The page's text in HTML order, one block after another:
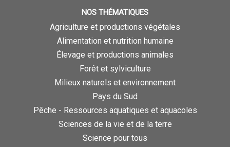
NOS THÉMATIQUES
Agriculture et productions végétales
Alimentation et nutrition humaine
Élevage et productions animales
Forêt et sylviculture
Milieux naturels et environnement
Pays du Sud
Pêche - Ressources aquatiques et aquacoles
Sciences de la vie et de la terre
Science pour tous